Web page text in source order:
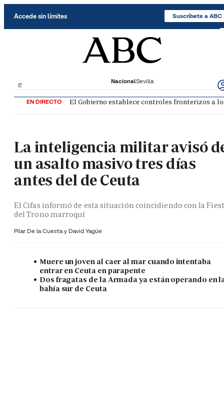
Accede sin límites Suscríbete a ABC
NacionalSevilla
EN DIRECTO El Gobierno establece controles fronterizos a
La inteligencia militar avisó
un asalto masivo tres días
antes del de Ceuta
El Cifas informó de esta situación coincidiendo con la
del Trono marroquí
Pilar De la Cuesta y David Yagüe
Muere un joven al caer al mar cuando intentaba
entrar en Ceuta en parapente
Dos fragatas de la Armada ya están operando en
bahía sur de Ceuta